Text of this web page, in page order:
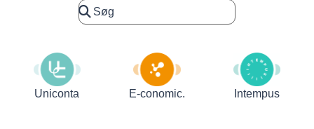
Uniconta E-conomic. Intempus